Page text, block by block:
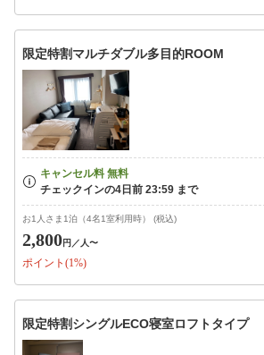
限定特割マルチダブル多目的ROOM
お1人さま1泊（4名1室利用時） (税込)
2,800円 ／人〜
ポイント(1%)
限定特割シングルECO寝室ロフトタイプ